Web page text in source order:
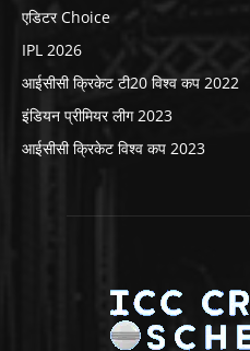
एडिटर Choice
IPL 2026
आईसीसी क्रिकेट टी20 विश्व कप 2022
इंडियन प्रीमियर लीग 2023
आईसीसी क्रिकेट विश्व कप 2023